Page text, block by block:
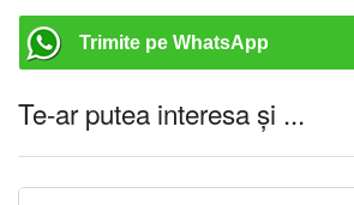
Trimite pe WhatsApp
Te-ar putea interesa și ...